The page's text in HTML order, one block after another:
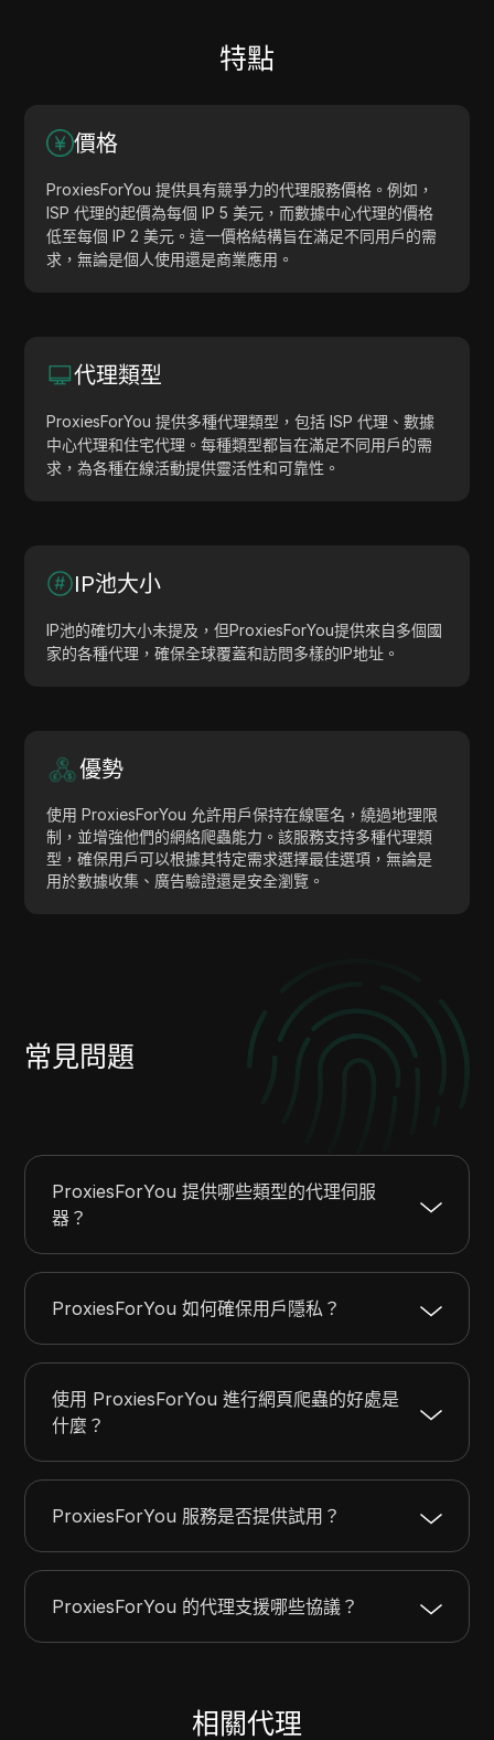
特點
價格
ProxiesForYou 提供具有競爭力的代理服務價格。例如，
ISP 代理的起價為每個 IP 5 美元，而數據中心代理的價格
低至每個 IP 2 美元。這一價格結構旨在滿足不同用戶的需
求，無論是個人使用還是商業應用。
代理類型
ProxiesForYou 提供多種代理類型，包括 ISP 代理、數據
中心代理和住宅代理。每種類型都旨在滿足不同用戶的需
求，為各種在線活動提供靈活性和可靠性。
IP池大小
IP池的確切大小未提及，但ProxiesForYou提供來自多個國
家的各種代理，確保全球覆蓋和訪問多樣的IP地址。
優勢
使用 ProxiesForYou 允許用戶保持在線匿名，繞過地理限
制，並增強他們的網絡爬蟲能力。該服務支持多種代理類
型，確保用戶可以根據其特定需求選擇最佳選項，無論是
用於數據收集、廣告驗證還是安全瀏覽。
常見問題
ProxiesForYou 提供哪些類型的代理伺服
器？
ProxiesForYou 如何確保用戶隱私？
使用 ProxiesForYou 進行網頁爬蟲的好處是
什麼？
ProxiesForYou 服務是否提供試用？
ProxiesForYou 的代理支援哪些協議？
相關代理